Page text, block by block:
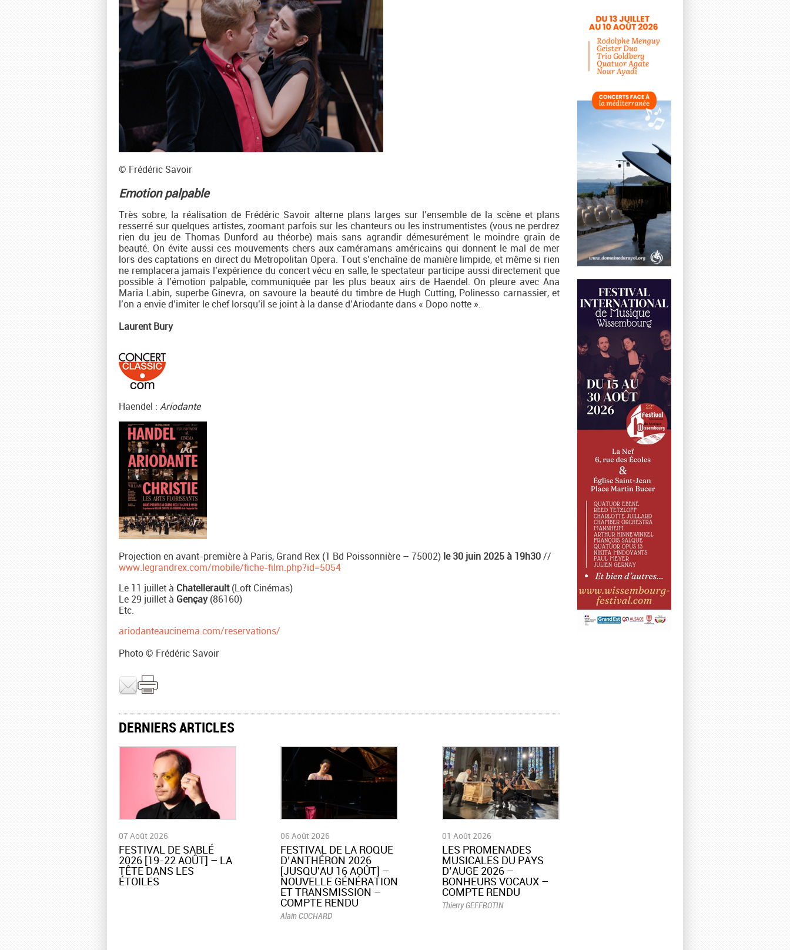
© Frédéric Savoir
Emotion palpable
Très sobre, la réalisation de Frédéric Savoir alterne plans larges sur l’ensemble de la scène et plans
resserré sur quelques artistes, zoomant parfois sur les chanteurs ou les instrumentistes (vous ne perdrez
rien du jeu de Thomas Dunford au théorbe) mais sans agrandir démesurément le moindre grain de
beauté. On évite aussi ces mouvements chers aux caméramans américains qui donnent le mal de mer
lors des captations en direct du Metropolitan Opera. Tout s’enchaîne de manière limpide, et même si rien
ne remplacera jamais l’expérience du concert vécu en salle, le spectateur participe aussi directement que
possible à l’émotion palpable, communiquée par les plus beaux airs de Haendel. On pleure avec Ana
Maria Labin, superbe Ginevra, on savoure la beauté du timbre de Hugh Cutting, Polinesso carnassier, et
l’on a envie d’imiter le chef lorsqu’il se joint à la danse d’Ariodante dans « Dopo notte ».
Laurent Bury
Haendel : Ariodante
Projection en avant-première à Paris, Grand Rex (1 Bd Poissonnière – 75002) le 30 juin 2025 à 19h30//
www.legrandrex.com/mobile/fiche-film.php?id=5054
Le 11 juillet à Chatellerault(Loft Cinémas)
Le 29 juillet à Gençay(86160)
Etc.
ariodanteaucinema.com/reservations/
Photo © Frédéric Savoir
DERNIERS ARTICLES
07 Août 2026
​FESTIVAL DE SABLÉ
2026 [19-22 AOÛT] – LA
TÊTE DANS LES
ÉTOILES
06 Août 2026
​FESTIVAL DE LA ROQUE
D’ANTHÉRON 2026
[JUSQU'AU 16 AOÛT] –
NOUVELLE GÉNÉRATION
ET TRANSMISSION –
COMPTE RENDU
Alain COCHARD
01 Août 2026
LES PROMENADES
MUSICALES DU PAYS
D’AUGE 2026 –
BONHEURS VOCAUX –
COMPTE RENDU
Thierry GEFFROTIN